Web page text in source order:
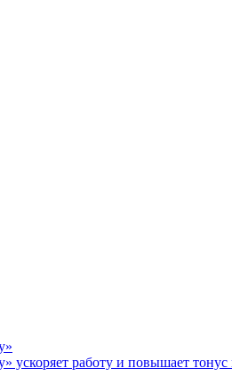
ускоряет работу и повышает